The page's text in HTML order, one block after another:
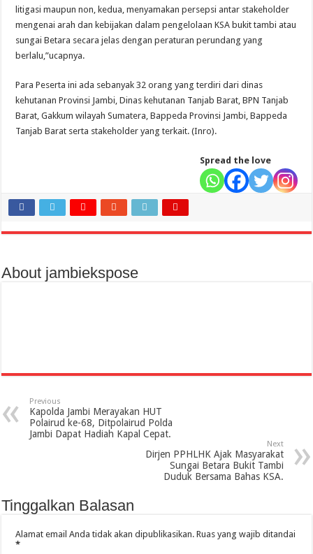
litigasi maupun non, kedua, menyamakan persepsi antar stakeholder
mengenai arah dan kebijakan dalam pengelolaan KSA bukit tambi atau
sungai Betara secara jelas dengan peraturan perundang yang
berlalu,”ucapnya.
Para Peserta ini ada sebanyak 32 orang yang terdiri dari dinas
kehutanan Provinsi Jambi, Dinas kehutanan Tanjab Barat, BPN Tanjab
Barat, Gakkum wilayah Sumatera, Bappeda Provinsi Jambi, Bappeda
Tanjab Barat serta stakeholder yang terkait. (Inro).
Spread the love
About jambiekspose
Previous
Kapolda Jambi Merayakan HUT
Polairud ke-68, Ditpolairud Polda
Jambi Dapat Hadiah Kapal Cepat.
Next
Dirjen PPHLHK Ajak Masyarakat
Sungai Betara Bukit Tambi
Duduk Bersama Bahas KSA.
Tinggalkan Balasan
Alamat email Anda tidak akan dipublikasikan. Ruas yang wajib ditandai
*